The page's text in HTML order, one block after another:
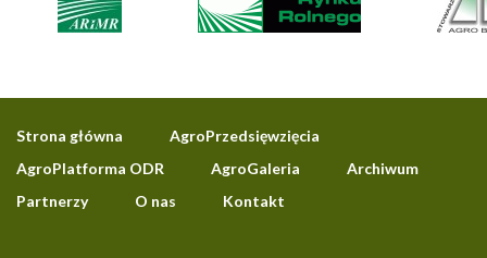
Strona główna
AgroPrzedsięwzięcia
AgroPlatforma ODR
AgroGaleria
Archiwum
Partnerzy
O nas Kontakt